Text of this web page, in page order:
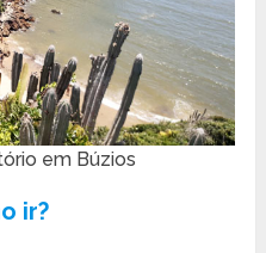
em Búzios
ir?